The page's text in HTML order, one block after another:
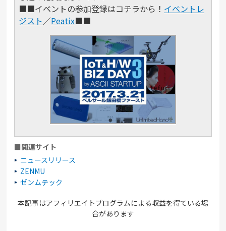
■■イベントの参加登録はコチラから！ イベントレ
ジスト／Peatix■■
■関連サイト
ニュースリリース
ZENMU
ゼンムテック
本記事はアフィリエイトプログラムによる収益を得ている場
合があります